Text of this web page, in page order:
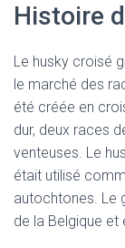
Histoire
Le husky croisé
le marché des
été créée en
dur, deux races
venteuses. Le
était utilisé
autochtones. Le
de la Belgique